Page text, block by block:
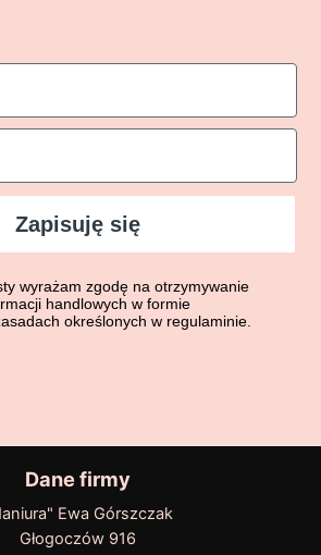
Zapisuję się
wyrażasz zgodę na otrzymywanie
wyrażam zgodę na otrzymywanie
handlowych w formie
określonych w regulaminie.
Dane firmy
Ewa Górszczak
Głogoczów 916